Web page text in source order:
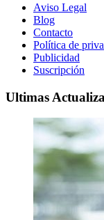
Aviso Legal
Blog
Contacto
Política de
Publicidad
Suscripción
Ultimas